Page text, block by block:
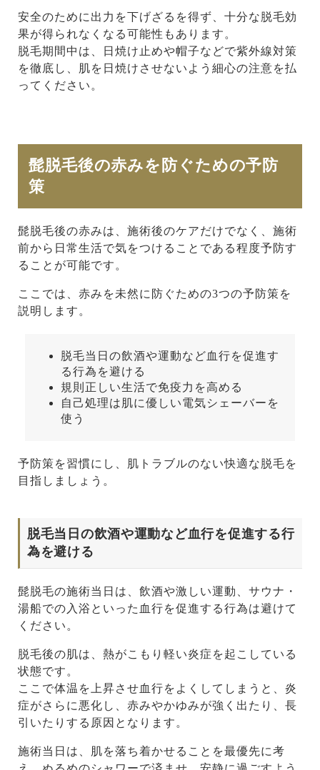
安全のために出力を下げざるを得ず、十分な脱毛効
果が得られなくなる可能性もあります。
脱毛期間中は、日焼け止めや帽子などで紫外線対策
を徹底し、肌を日焼けさせないよう細心の注意を払
ってください。
髭脱毛後の赤みを防ぐための予防
策
髭脱毛後の赤みは、施術後のケアだけでなく、施術
前から日常生活で気をつけることである程度予防す
ることが可能です。
ここでは、赤みを未然に防ぐための3つの予防策を
説明します。
脱毛当日の飲酒や運動など血行を促進す
る行為を避ける
規則正しい生活で免疫力を高める
自己処理は肌に優しい電気シェーバーを
使う
予防策を習慣にし、肌トラブルのない快適な脱毛を
目指しましょう。
脱毛当日の飲酒や運動など血行を促進する行
為を避ける
髭脱毛の施術当日は、飲酒や激しい運動、サウナ・
湯船での入浴といった血行を促進する行為は避けて
ください。
脱毛後の肌は、熱がこもり軽い炎症を起こしている
状態です。
ここで体温を上昇させ血行をよくしてしまうと、炎
症がさらに悪化し、赤みやかゆみが強く出たり、長
引いたりする原因となります。
施術当日は、肌を落ち着かせることを最優先に考